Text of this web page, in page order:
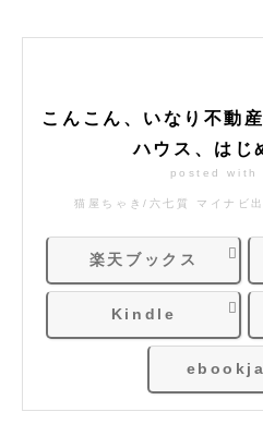
こんこん、いなり不動
ハウス、はじ
posted with
猫屋ちゃき/六七質 マイナビ
楽天ブックス
Kindle